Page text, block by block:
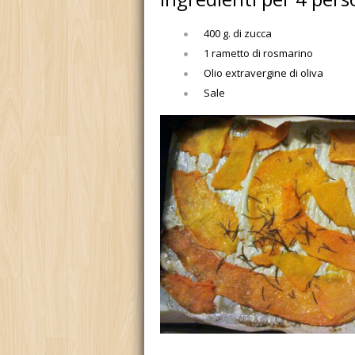
400 g. di zucca
1 rametto di rosmarino
Olio extravergine di oliva
Sale